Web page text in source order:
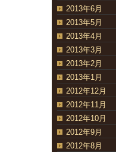
2013年6月
2013年5月
2013年4月
2013年3月
2013年2月
2013年1月
2012年12月
2012年11月
2012年10月
2012年9月
2012年8月